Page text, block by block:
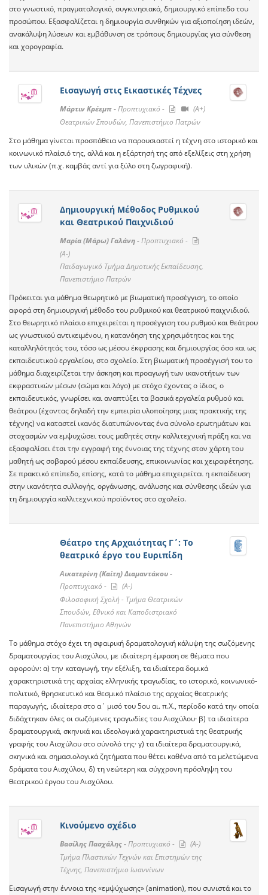
στο γνωστικό, πραγματολογικό, συγκινησιακό, δημιουργικό επίπεδο του
προσώπου. Εξασφαλίζεται η δημιουργία συνθηκών για αξιοποίηση ιδεών,
ανακάλυψη λύσεων και εμβάθυνση σε τρόπους δημιουργίας για σύνθεση
και χορογραφία.
Εισαγωγή στις Εικαστικές Τέχνες
Μάρτιν Κρέεμπ -Προπτυχιακό -
(A+)
Θεατρικών Σπουδών, Πανεπιστήμιο Πατρών
Στο μάθημα γίνεται προσπάθεια να παρουσιαστεί η τέχνη στο ιστορικό και
κοινωνικό πλαίσιό της, αλλά και η εξάρτησή της από εξελίξεις στη χρήση
των υλικών (π.χ. καμβάς αντί για ξύλο στη ζωγραφική).
Δημιουργική Μέθοδος Ρυθμικού
και Θεατρικού Παιχνιδιού
Μαρία (Μάρω) Γαλάνη -Προπτυχιακό -
(A-)
Παιδαγωγικό Τμήμα Δημοτικής Εκπαίδευσης,
Πανεπιστήμιο Πατρών
Πρόκειται για μάθημα θεωρητικό με βιωματική προσέγγιση, το οποίο
αφορά στη δημιουργική μέθοδο του ρυθμικού και θεατρικού παιχνιδιού.
Στο θεωρητικό πλαίσιο επιχειρείται η προσέγγιση του ρυθμού και θεάτρου
ως γνωστικού αντικειμένου, η κατανόηση της χρησιμότητας και της
καταλληλότητάς του, τόσο ως μέσου έκφρασης και δημιουργίας όσο και ως
εκπαιδευτικού εργαλείου, στο σχολείο. Στη βιωματική προσέγγισή του το
μάθημα διαχειρίζεται την άσκηση και προαγωγή των ικανοτήτων των
εκφραστικών μέσων (σώμα και λόγο) με στόχο έχοντας ο ίδιος, ο
εκπαιδευτικός, γνωρίσει και αναπτύξει τα βασικά εργαλεία ρυθμού και
θεάτρου (έχοντας δηλαδή την εμπειρία υλοποίησης μιας πρακτικής της
τέχνης) να καταστεί ικανός διατυπώνοντας ένα σύνολο ερωτημάτων και
στοχασμών να εμψυχώσει τους μαθητές στην καλλιτεχνική πράξη και να
εξασφαλίσει έτσι την εγγραφή της έννοιας της τέχνης στον χάρτη του
μαθητή ως σοβαρού μέσου εκπαίδευσης, επικοινωνίας και χειραφέτησης.
Σε πρακτικό επίπεδο, επίσης, κατά το μάθημα επιχειρείται η εκπαίδευση
στην ικανότητα συλλογής, οργάνωσης, ανάλυσης και σύνθεσης ιδεών για
τη δημιουργία καλλιτεχνικού προϊόντος στο σχολείο.
Θέατρο της Αρχαιότητας Γ΄: Το
θεατρικό έργο του Ευριπίδη
Αικατερίνη (Καίτη) Διαμαντάκου -
Προπτυχιακό -
(A-)
Φιλοσοφική Σχολή - Τμήμα Θεατρικών
Σπουδών, Εθνικό και Καποδιστριακό
Πανεπιστήμιο Αθηνών
Το μάθημα στόχο έχει τη σφαιρική δραματολογική κάλυψη της σωζόμενης
δραματουργίας του Αισχύλου, με ιδιαίτερη έμφαση σε θέματα που
αφορούν: α) την καταγωγή, την εξέλιξη, τα ιδιαίτερα δομικά
χαρακτηριστικά της αρχαίας ελληνικής τραγωδίας, το ιστορικό, κοινωνικό-
πολιτικό, θρησκευτικό και θεσμικό πλαίσιο της αρχαίας θεατρικής
παραγωγής, ιδιαίτερα στο α΄ μισό του 5ου αι. π.Χ., περίοδο κατά την οποία
διδάχτηκαν όλες οι σωζόμενες τραγωδίες του Αισχύλου· β) τα ιδιαίτερα
δραματουργικά, σκηνικά και ιδεολογικά χαρακτηριστικά της θεατρικής
γραφής του Αισχύλου στο σύνολό της· γ) τα ιδιαίτερα δραματουργικά,
σκηνικά και σημασιολογικά ζητήματα που θέτει καθένα από τα μελετώμενα
δράματα του Αισχύλου, δ) τη νεώτερη και σύγχρονη πρόσληψη του
θεατρικού έργου του Αισχύλου.
Κινούμενο σχέδιο
Βασίλης Πασχάλης -Προπτυχιακό -
(A-)
Τμήμα Πλαστικών Τεχνών και Επιστημών της
Τέχνης, Πανεπιστήμιο Ιωαννίνων
Εισαγωγή στην έννοια της «εμψύχωσης» (animation), που συνιστά και το